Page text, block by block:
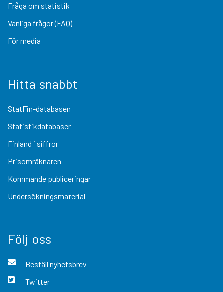
Fråga om statistik
Vanliga frågor (FAQ)
För media
Hitta snabbt
StatFin-databasen
Statistikdatabaser
Finland i siffror
Prisomräknaren
Kommande publiceringar
Undersökningsmaterial
Följ oss
Beställ nyhetsbrev
Twitter